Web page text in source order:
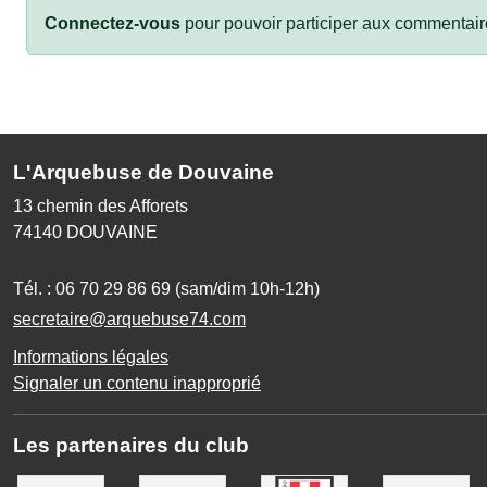
Connectez-vous pour pouvoir participer aux
L'Arquebuse de Douvaine
13 chemin des Afforets
74140 DOUVAINE
Tél. : 06 70 29 86 69 (sam/dim 10h-12h)
secretaire@arquebuse74.com
Informations légales
Signaler un contenu inapproprié
Les partenaires du club